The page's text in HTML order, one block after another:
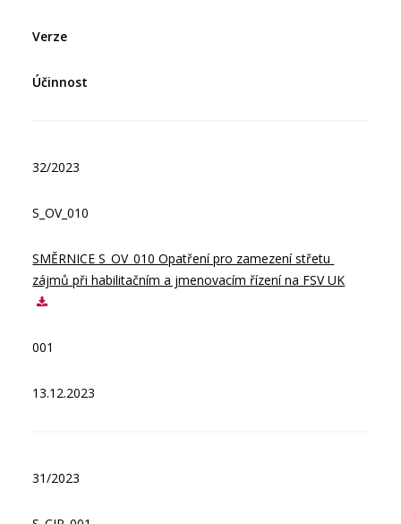
Verze
Účinnost
32/2023
S_OV_010
SMĚRNICE S_OV_010 Opatření pro zamezení střetu
zájmů při habilitačním a jmenovacím řízení na FSV UK
001
13.12.2023
31/2023